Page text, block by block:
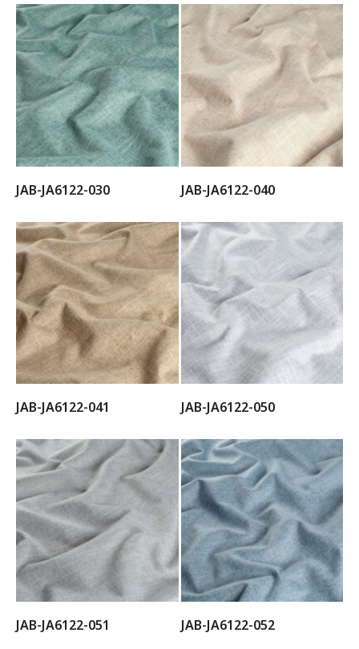
JAB-JA6122-030 JAB-JA6122-040
JAB-JA6122-041 JAB-JA6122-050
JAB-JA6122-051 JAB-JA6122-052